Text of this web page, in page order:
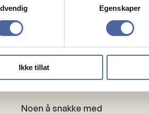
Egenskaper
Ikke tillat
Mennesker
Noen å snakke med